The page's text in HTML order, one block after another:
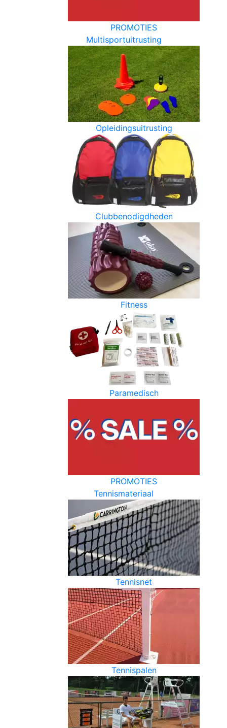
PROMOTIES
Multisportuitrusting
Opleidingsuitrusting
Clubbenodigdheden
Fitness
Paramedisch
PROMOTIES
Tennismateriaal
Tennisnet
Tennispalen